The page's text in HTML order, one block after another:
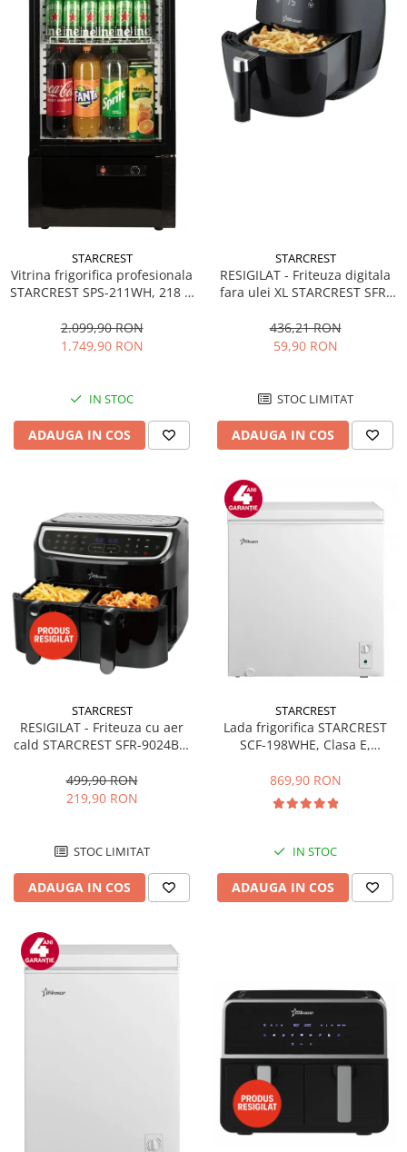
STARCREST
Vitrina frigorifica profesionala
STARCREST SPS-211WH, 218 L,
LED, H 141 cm, Negru
2.099,90 RON
1.749,90 RON
IN STOC
ADAUGA IN COS
STARCREST
RESIGILAT - Friteuza digitala
fara ulei XL STARCREST SFR-
Termostat 80 - 200 °C, 8
programe predefinite, Negru
436,21 RON
59,90 RON
STOC LIMITAT
ADAUGA IN COS
STARCREST
RESIGILAT - Friteuza cu aer
cald STARCREST SFR-9024BK,
Termostat 80 - 200 °C, 12
programe, Negru
499,90 RON
219,90 RON
STOC LIMITAT
ADAUGA IN COS
STARCREST
Lada frigorifica STARCREST
SCF-198WHE, Clasa E,
convertibil - functie frigider,
Termostat reglabil, Alb
869,90 RON
IN STOC
ADAUGA IN COS